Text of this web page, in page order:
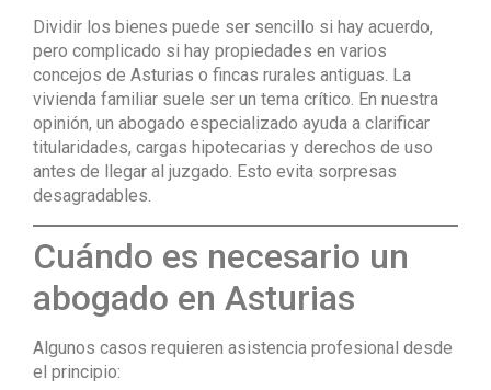
Dividir los bienes puede ser sencillo si hay acuerdo,
pero complicado si hay propiedades en varios
concejos de Asturias o fincas rurales antiguas. La
vivienda familiar suele ser un tema crítico. En nuestra
opinión, un abogado especializado ayuda a clarificar
titularidades, cargas hipotecarias y derechos de uso
antes de llegar al juzgado. Esto evita sorpresas
desagradables.
Cuándo es necesario un
abogado en Asturias
Algunos casos requieren asistencia profesional desde
el principio: